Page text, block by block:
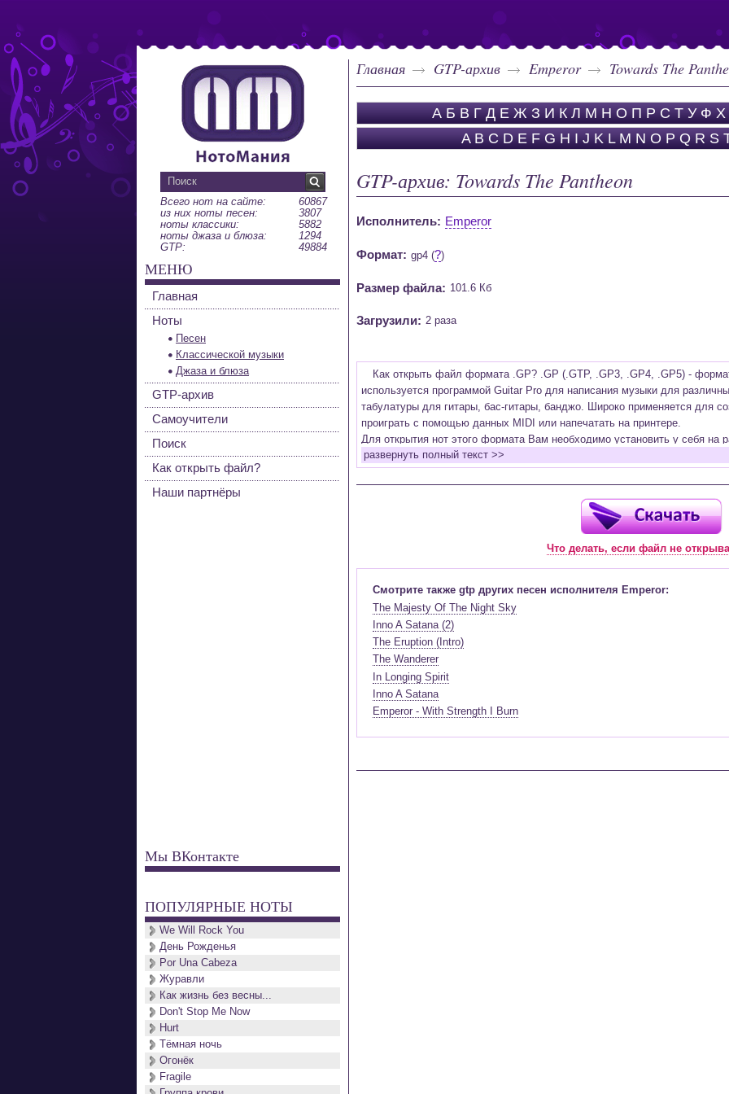
Главная GTP-архив Emperor Towards The
А Б В Г Д Е Ж З И К Л М Н О П Р С Т У Ф Х
A B C D E F G H I J K L M N O P Q R S
GTP-архив: Towards The Pantheon
Исполнитель: Emperor
Формат: gp4 (?)
Размер файла: 101.6 Кб
Загрузили: 2 раза
Как открыть файл формата .GP? .GP (.GTP, .GP3, .GP4, .GP5) -
используется программой Guitar Pro для написания музыки для
табулатуры для гитары, бас-гитары, банджо. Широко применяется для
проиграть с помощью данных MIDI или напечатать на принтере.
Для открытия нот этого формата Вам необходимо установить у себя на
(желательно, последней версии). Скачать её можно с официального
бесплатную версию на руском языке (Найти).
Запись музыкальных произведений для гитары, бас-гитары, банджо и
в виде табулатур или нотной графики (при создании табулатуры
Создание произведений для духовых, струнных, клавишных и других
Создание партий для барабанов и перкуссии;
Интеграция текста песен в ноты и привязка его к нотам дорожек с
Встроенный определитель и визуализатор аккордов для гитары;
Экспортирование музыкальных партитур в MIDI, ASCII, MusicXML, WAV,
к печати;
Импортирование из MIDI, ASCII,MusicXML, Power Tab (.ptb), TablEdit (.tef)
Виртуальный гитарный гриф, клавиатура фортепиано и панель ударных
ноты, проигрываемые в текущий момент. Удобное создание и
инструмента с их помощью;
развернуть полный текст >>
Что делать, если файл не
Смотрите также gtp других песен исполнителя Emperor:
The Majesty Of The Night Sky
Inno A Satana (2)
The Eruption (Intro)
The Wanderer
In Longing Spirit
Inno A Satana
Emperor - With Strength I Burn
Всего нот на сайте:
60867
из них ноты песен:
3807
ноты классики:
5882
ноты джаза и блюза:
1294
GTP:
49884
МЕНЮ
Главная
Ноты
Песен
Классической музыки
Джаза и блюза
GTP-архив
Самоучители
Поиск
Как открыть файл?
Наши партнёры
Мы ВКонтакте
ПОПУЛЯРНЫЕ НОТЫ
We Will Rock You
День Рожденья
Por Una Cabeza
Журавли
Как жизнь без весны...
Don't Stop Me Now
Hurt
Тёмная ночь
Огонёк
Fragile